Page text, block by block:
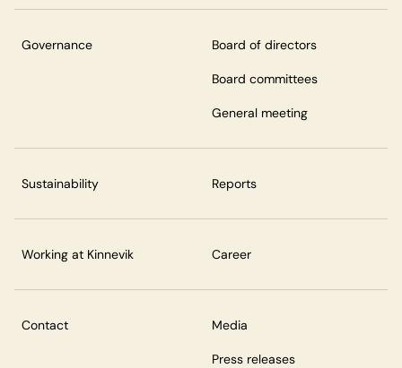
Governance Board of directors
Board committees
General meeting
Sustainability Reports
Working at Kinnevik Career
Contact Media
Press releases